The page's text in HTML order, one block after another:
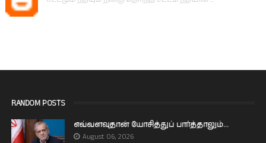
RANDOM POSTS
எவ்வளவுதான் யோசித்துப் பார்த்தாலும்...
August 06, 2026